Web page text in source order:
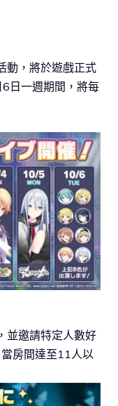
動，將於遊戲正式
日一週期間，將每
並邀請特定人數好
房間達至11人以